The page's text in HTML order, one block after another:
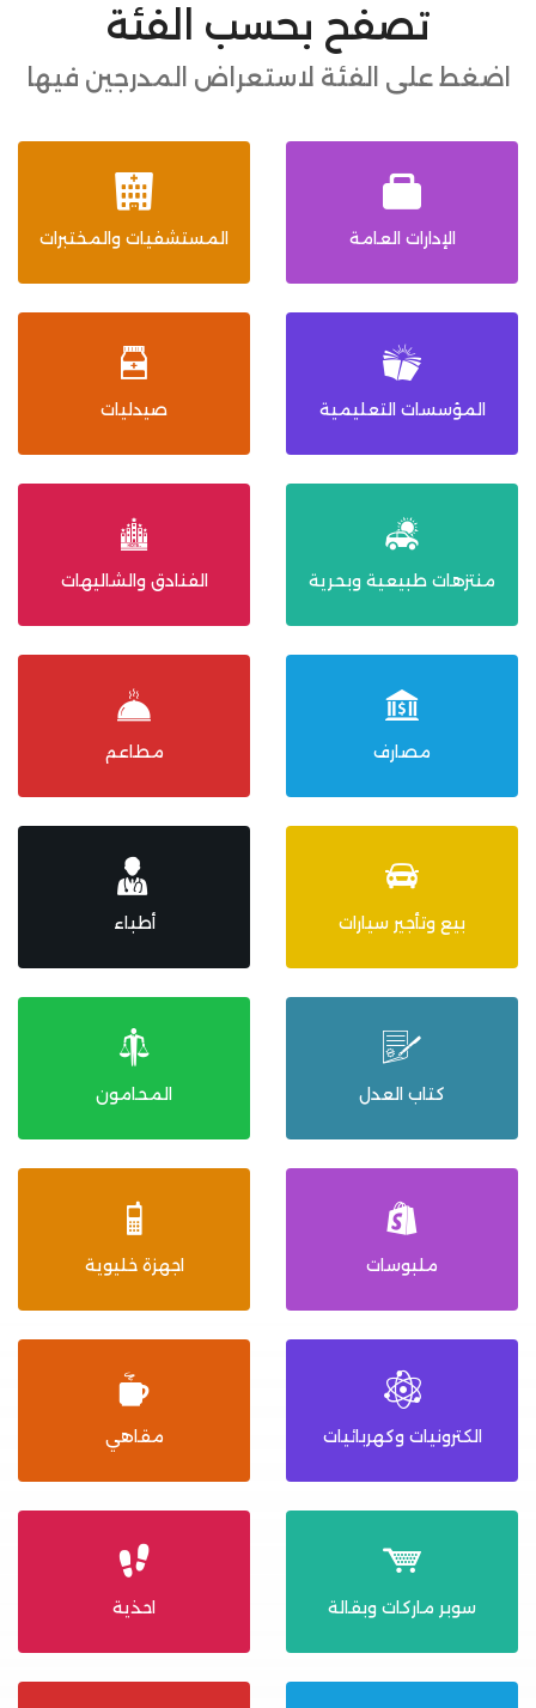
تصفح بحسب الفئة
اضغط على الفئة لاستعراض المدرجين فيها
الإدارات العامة المستشفيات والمختبرات
المؤسسات التعليمية صيدليات
منتزهات طبيعية وبحرية الفنادق والشاليهات
مصارف مطاعم
بيع وتأجير سيارات أطباء
كتاب العدل المحامون
ملبوسات اجهزة خليوية
الكترونيات وكهربائيات مقاهي
سوبر ماركات وبقالة احذية